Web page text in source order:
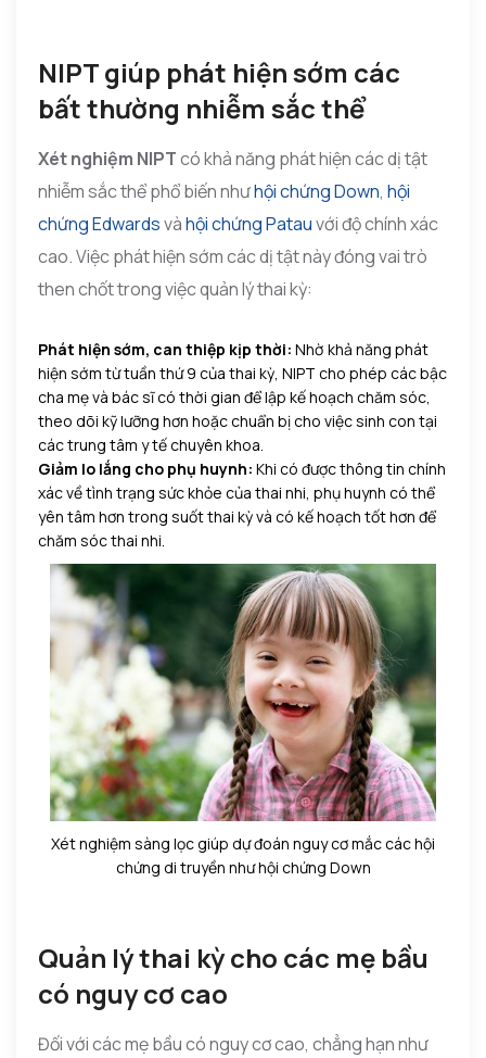
NIPT giúp phát hiện sớm các
bất thường nhiễm sắc thể
Xét nghiệm NIPTcó khả năng phát hiện các dị tật
nhiễm sắc thể phổ biến nhưhội chứng Down, hội
chứng Edwardsvàhội chứng Patauvới độ chính xác
cao. Việc phát hiện sớm các dị tật này đóng vai trò
then chốt trong việc quản lý thai kỳ:
Phát hiện sớm, can thiệp kịp thời: Nhờ khả năng phát
hiện sớm từ tuần thứ 9 của thai kỳ, NIPT cho phép các bậc
cha mẹ và bác sĩ có thời gian để lập kế hoạch chăm sóc,
theo dõi kỹ lưỡng hơn hoặc chuẩn bị cho việc sinh con tại
các trung tâm y tế chuyên khoa.
Giảm lo lắng cho phụ huynh: Khi có được thông tin chính
xác về tình trạng sức khỏe của thai nhi, phụ huynh có thể
yên tâm hơn trong suốt thai kỳ và có kế hoạch tốt hơn để
chăm sóc thai nhi.
Xét nghiệm sàng lọc giúp dự đoán nguy cơ mắc các hội
chứng di truyền như hội chứng Down
Quản lý thai kỳ cho các mẹ bầu
có nguy cơ cao
Đối với các mẹ bầu có nguy cơ cao, chẳng hạn như